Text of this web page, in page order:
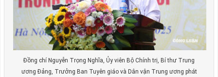
Đồng chí Nguyễn Trọng Nghĩa, Ủy viên Bộ Chính trị, Bí thư Trung
ương Đảng, Trưởng Ban Tuyên giáo và Dân vận Trung ương phát